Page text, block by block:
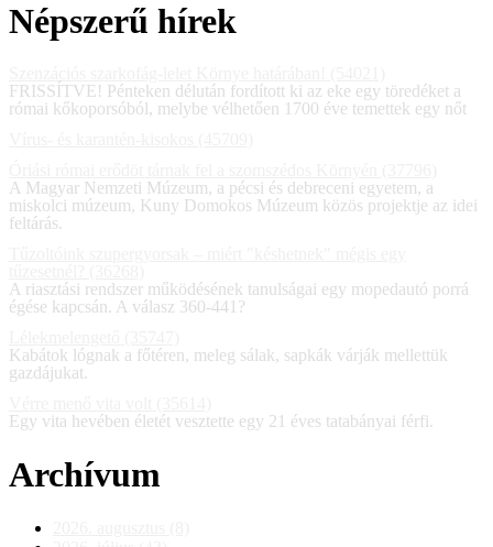
Népszerű hírek
FRISSÍTVE! Pénteken délután fordított ki az eke egy töredéket a
római kőkoporsóból, melybe vélhetően 1700 éve temettek egy nőt
A Magyar Nemzeti Múzeum, a pécsi és debreceni egyetem, a
miskolci múzeum, Kuny Domokos Múzeum közös projektje az idei
feltárás.
A riasztási rendszer működésének tanulságai egy mopedautó porrá
égése kapcsán. A válasz 360-441?
Kabátok lógnak a főtéren, meleg sálak, sapkák várják mellettük
gazdájukat.
Egy vita hevében életét vesztette egy 21 éves tatabányai férfi.
Archívum